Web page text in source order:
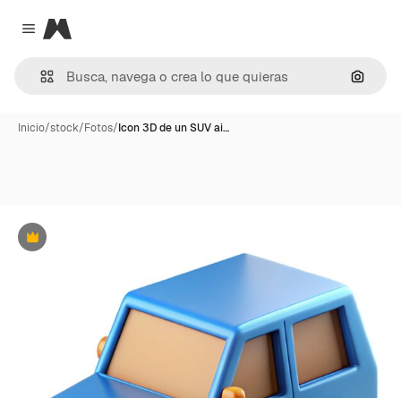
Close menu
Magnific
Inicio/stock/Fotos/Icon 3D de un SUV ai…
Premium